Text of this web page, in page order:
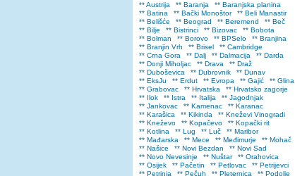
** Austrija ** Baranja
** Baranjska planina
** Batina
** Bački Monoštor
** Beli Manastir
** Belišće
** Beograd ** Beremend
** Beč
** Bilje
** Bistrinci ** Bizovac
** Bobota
** Bolman
** Borovo ** BPSelo
** Branjina
** Branjin Vrh
** Brisel
** Cambridge
** Crna Gora
** Dalj ** Dalmacija
** Darda
** Donji Miholjac
** Drava
** Draž
** Duboševica
** Dubrovnik
** Dunav
** EksJu
** Erdut ** Evropa ** Gajić
** Glina
** Grabovac
** Hrvatska
** Hrvatsko zagorje
** Ilok
** Istra ** Italija
** Jagodnjak
** Jankovac
** Kamenac
** Karanac
** Karašica
** Kikinda
** Kneževi Vinogradi
** Kneževo
** Kopačevo
** Kopački rit
** Kotlina
** Lug ** Luč
** Maribor
** Mađarska
** Mece ** Međimurje
** Mohač
** Našice
** Novi Bezdan
** Novi Sad
** Novo Nevesinje
** Nuštar
** Orahovica
** Osijek
** Pačetin ** Petlovac
** Petrijevci
** Petrinja
** Pečuh ** Pleternica
** Podolje